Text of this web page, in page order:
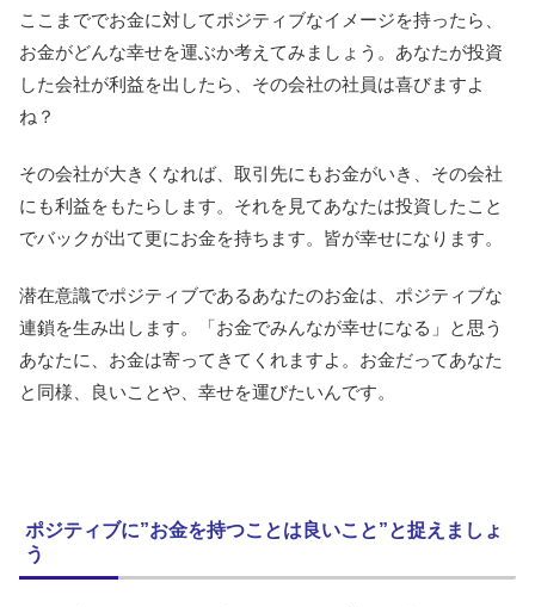
ここまででお金に対してポジティブなイメージを持ったら、
お金がどんな幸せを運ぶか考えてみましょう。あなたが投資
した会社が利益を出したら、その会社の社員は喜びますよ
ね？
その会社が大きくなれば、取引先にもお金がいき、その会社
にも利益をもたらします。それを見てあなたは投資したこと
でバックが出て更にお金を持ちます。皆が幸せになります。
潜在意識でポジティブであるあなたのお金は、ポジティブな
連鎖を生み出します。「お金でみんなが幸せになる」と思う
あなたに、お金は寄ってきてくれますよ。お金だってあなた
と同様、良いことや、幸せを運びたいんです。
ポジティブに”お金を持つことは良いこと”と捉えましょ
う